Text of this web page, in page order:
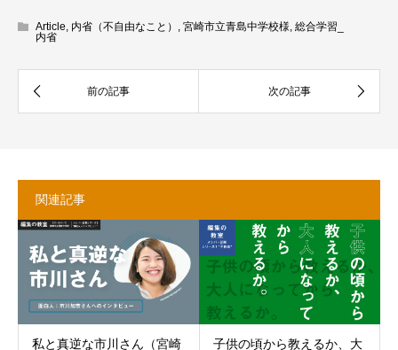
Article, 内省（不自由なこと） , 宮崎市立青島中学校様, 総合学習_
内省
関連記事
私と真逆な市川さん（宮崎 子供の頃から教えるか、大